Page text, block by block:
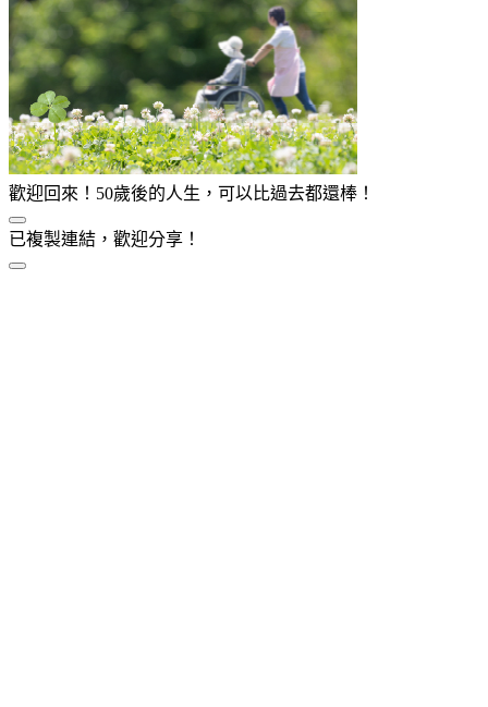
歡迎回來！50歲後的人生，可以比過去都還棒！
已複製連結，歡迎分享！